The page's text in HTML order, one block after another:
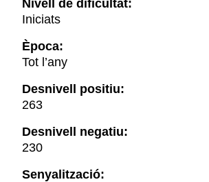
Nivell de dificultat:
Iniciats
Època:
Tot l’any
Desnivell positiu:
263
Desnivell negatiu:
230
Senyalització: